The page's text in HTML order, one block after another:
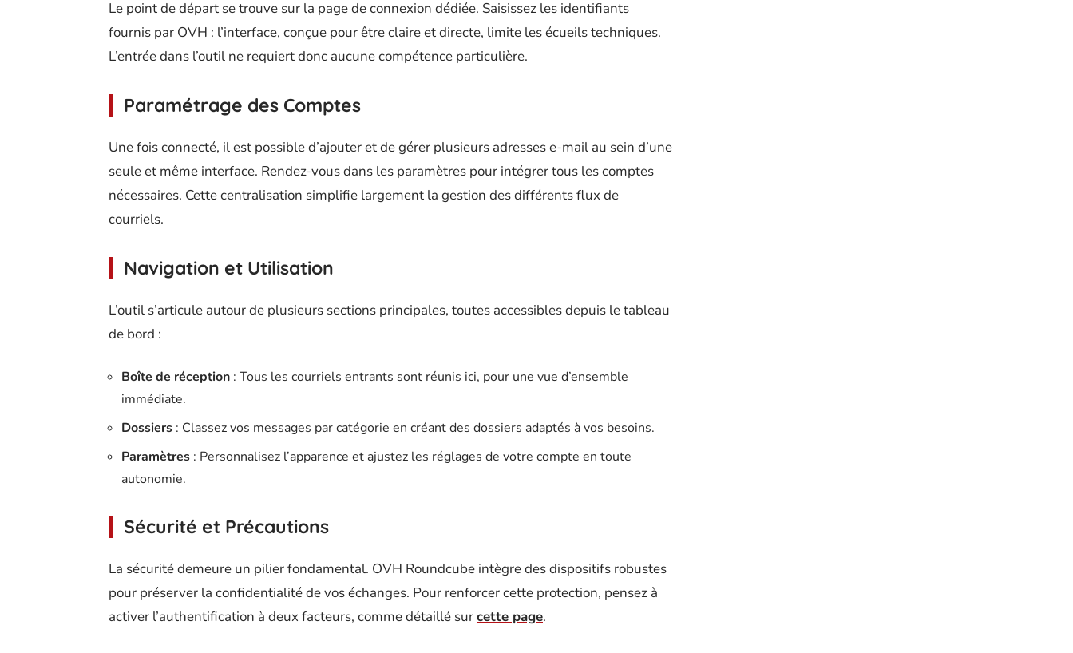
Le point de départ se trouve sur la page de connexion dédiée. Saisissez les identifiants
fournis par OVH : l’interface, conçue pour être claire et directe, limite les écueils techniques.
L’entrée dans l’outil ne requiert donc aucune compétence particulière.
Paramétrage des Comptes
Une fois connecté, il est possible d’ajouter et de gérer plusieurs adresses e-mail au sein d’une
seule et même interface. Rendez-vous dans les paramètres pour intégrer tous les comptes
nécessaires. Cette centralisation simplifie largement la gestion des différents flux de
courriels.
Navigation et Utilisation
L’outil s’articule autour de plusieurs sections principales, toutes accessibles depuis le tableau
de bord :
Boîte de réception : Tous les courriels entrants sont réunis ici, pour une vue d’ensemble
immédiate.
Dossiers : Classez vos messages par catégorie en créant des dossiers adaptés à vos besoins.
Paramètres : Personnalisez l’apparence et ajustez les réglages de votre compte en toute
autonomie.
Sécurité et Précautions
La sécurité demeure un pilier fondamental. OVH Roundcube intègre des dispositifs robustes
pour préserver la confidentialité de vos échanges. Pour renforcer cette protection, pensez à
activer l’authentification à deux facteurs, comme détaillé surcette page.